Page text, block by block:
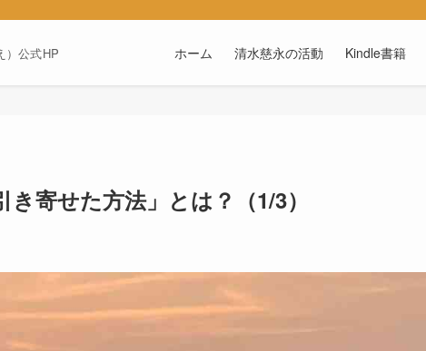
）公式HP ホーム 清水慈永の活動 Kindle書籍
寄せた方法」とは？（1/3）